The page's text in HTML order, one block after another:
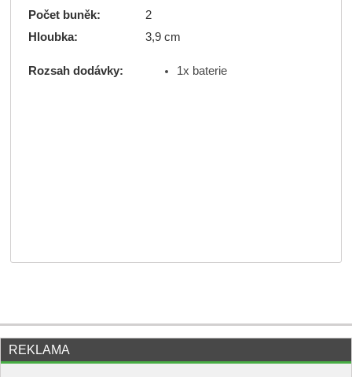
Počet buněk:
2
Hloubka:
3,9 cm
Rozsah dodávky: 1x baterie
REKLAMA